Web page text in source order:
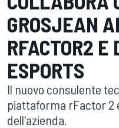
GROSJEAN
RFACTOR2 E
ESPORTS
Il nuovo consulente
piattaforma rFactor 2
dell'azienda.